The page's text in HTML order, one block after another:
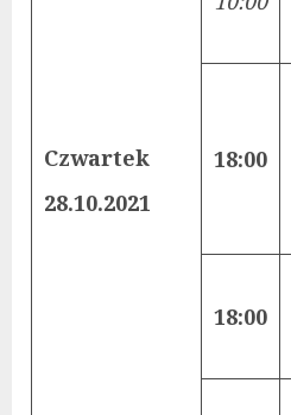
Czwartek
28.10.2021
18:00
18:00